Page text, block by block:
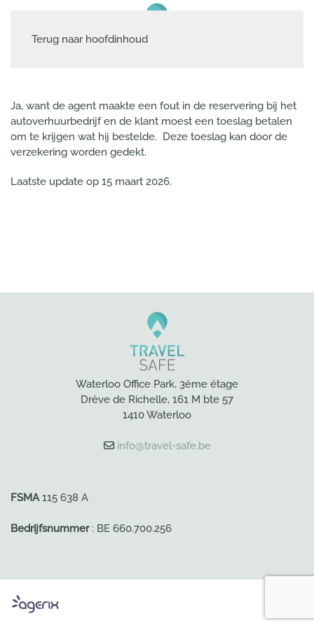
Terug naar hoofdinhoud
Ja, want de agent maakte een fout in de reservering bij het
autoverhuurbedrijf en de klant moest een toeslag betalen
om te krijgen wat hij bestelde. Deze toeslag kan door de
verzekering worden gedekt.
Laatste update op 15 maart 2026.
Waterloo Office Park, 3ème étage
Drève de Richelle, 161 M bte 57
1410 Waterloo
info@travel-safe.be
FSMA115 638 A
Bedrijfsnummer: BE 660.700.256